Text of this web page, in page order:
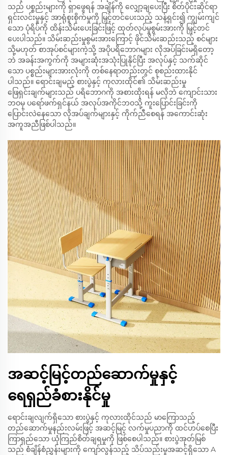
သည် ပစ္စည်းများကို ရှာဖွေရန် အချိန်ကို လျှော့ချပေးပြီး စိတ်ပိုင်းဆိုင်ရာ
ရှင်းလင်းမှုနှင့် အာရုံစူးစိုက်မှုကို မြှင့်တင်ပေးသည့် သန့်ရှင်း၍ ကျွမ်းကျင်
သော ပုံရိပ်ကို ထိန်းသိမ်းပေးခြင်းဖြင့် ထုတ်လုပ်မှုစွမ်းအားကို မြှင့်တင်
ပေးပါသည်။ သိမ်းဆည်းမှုစွမ်းအားကြောင့် ဖိုင်သိမ်းဆည်းသည့် စင်များ
သို့မဟုတ် စာအုပ်စင်များကဲ့သို့ အပိုပရိဘောဂများ လိုအပ်ခြင်းမရှိတော့
ဘဲ အခန်းအကွက်ကို အများဆုံးအသုံးပြုနိုင်ပြီး အလုပ်နှင့် သက်ဆိုင်
သော ပစ္စည်းများအားလုံးကို တစ်နေရာတည်းတွင် စုစည်းထားနိုင်
ပါသည်။ ရောင်းချမည့် စားပွဲနှင့် ကုလားထိုင်၏ သိမ်းဆည်းမှု
ဖြေရှင်းချက်များသည် ပရိဘောဂကို အစားထိုးရန် မလိုဘဲ ကျောင်းသား
ဘဝမှ ပရော်ဖက်ရှင်နယ် အလုပ်အကိုင်ဘဝသို့ ကူးပြောင်းခြင်းကို
ပြောင်းလဲနေသော လိုအပ်ချက်များနှင့် ကိုက်ညီစေရန် အကောင်းဆုံး
အကူအညီဖြစ်ပါသည်။
အဆင့်မြင့်တည်ဆောက်မှုနှင့်
ရေရှည်ခံစားနိုင်မှု
ရောင်းချလျက်ရှိသော စားပွဲနှင့် ကုလားထိုင်သည် မာကြောသည့်
တည်ဆောက်မှုနည်းလမ်းဖြင့် အဆင့်မြင့် လက်မှုပညာကို ထင်ဟပ်စေပြီး
ကြာရှည်သော ယုံကြည်စိတ်ချရမှုကို ဖြစ်စေပါသည်။ စားပွဲအုတ်မြစ်
သည် စံချိန်စံညွှန်းများကို ကျော်လွန်သည့် သိပ်သည်းမှုအဆင့်ရှိသော A